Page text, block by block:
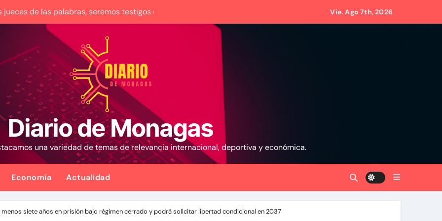
jueces de las palabras, seremos testigos de los resultados’
a más de 1.000 comercios para apoyar a los emprendedores afectados por los terremotos
puede aumentar su producción en Venezuela y extraer alrededor de 420.000 barriles diarios
cerrar su caso por grave enfermedad
sin experiencia que empezó a gobernar Colombia
día en sectores vecinos
recibir los Juegos Centroamericanos y del Caribe tras mas de 70 años
que ocurrieron en Barquisimeto
del diálogo en Venezuela y destaca el respaldo de EEUU
Vie. Ago 7th, 2026
Diario de Monagas
una variedad de temas de relevancia internacional, deportiva y económica.
Economía Actualidad
siete años en prisión bajo régimen cerrado y podrá solicitar libertad condicional en 2037